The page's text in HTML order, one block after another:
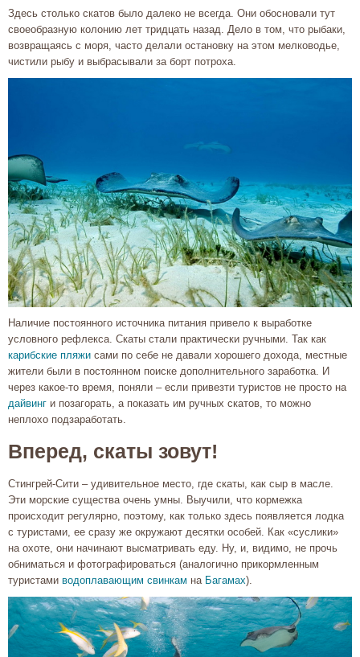
Здесь столько скатов было далеко не всегда. Они обосновали тут
своеобразную колонию лет тридцать назад. Дело в том, что рыбаки,
возвращаясь с моря, часто делали остановку на этом мелководье,
чистили рыбу и выбрасывали за борт потроха.
Наличие постоянного источника питания привело к выработке
условного рефлекса. Скаты стали практически ручными. Так как
карибские пляжи сами по себе не давали хорошего дохода, местные
жители были в постоянном поиске дополнительного заработка. И
через какое-то время, поняли – если привезти туристов не просто на
дайвинг и позагорать, а показать им ручных скатов, то можно
неплохо подзаработать.
Вперед, скаты зовут!
Стингрей-Сити – удивительное место, где скаты, как сыр в масле.
Эти морские существа очень умны. Выучили, что кормежка
происходит регулярно, поэтому, как только здесь появляется лодка
с туристами, ее сразу же окружают десятки особей. Как «суслики»
на охоте, они начинают высматривать еду. Ну, и, видимо, не прочь
обниматься и фотографироваться (аналогично прикормленным
туристами водоплавающим свинкам на Багамах).